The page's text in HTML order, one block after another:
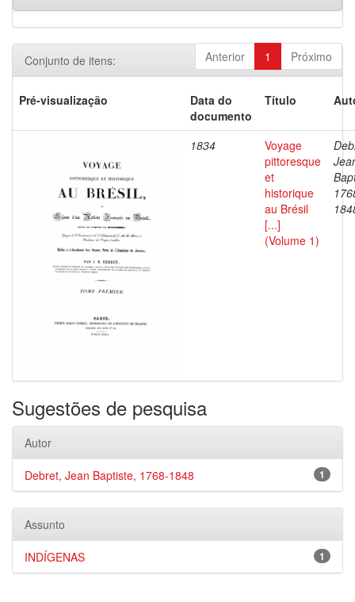
Anterior 1 Próximo
Conjunto de itens:
Pré-visualização
Data do
documento
Título
1834
Voyage
pittoresque
et
historique
au Brésil
[...]
(Volume 1)
Sugestões de pesquisa
Autor
1
Debret, Jean Baptiste, 1768-1848
Assunto
1
INDÍGENAS